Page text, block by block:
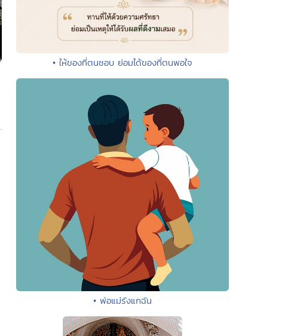
• ให้ของที่ตนชอบ ย่อมได้ของที่ตนพอใจ
• พ่อแม่รังแกฉัน